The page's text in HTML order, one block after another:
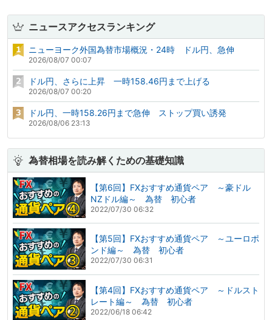
ニュースアクセスランキング
ニューヨーク外国為替市場概況・24時 ドル円、急伸
2026/08/07 00:07
ドル円、さらに上昇 一時158.46円まで上げる
2026/08/07 00:20
ドル円、一時158.26円まで急伸 ストップ買い誘発
2026/08/06 23:13
為替相場を読み解くための基礎知識
【第6回】FXおすすめ通貨ペア ～豪ドル
NZドル編～ 為替 初心者
2022/07/30 06:32
【第5回】FXおすすめ通貨ペア ～ユーロポ
ンド編～ 為替 初心者
2022/07/30 06:31
【第4回】FXおすすめ通貨ペア ～ドルスト
レート編～ 為替 初心者
2022/06/18 06:42